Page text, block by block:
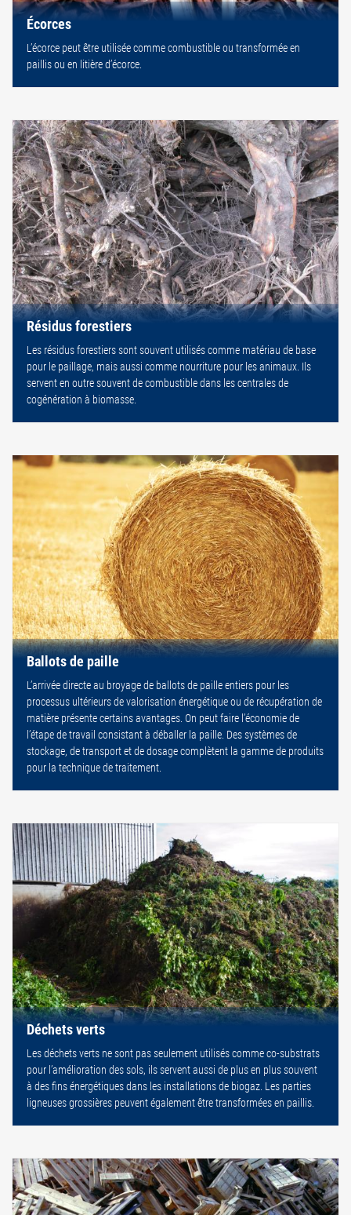
Écorces
L’écorce peut être utilisée comme combustible ou transformée en
paillis ou en litière d’écorce.
Résidus forestiers
Les résidus forestiers sont souvent utilisés comme matériau de base
pour le paillage, mais aussi comme nourriture pour les animaux. Ils
servent en outre souvent de combustible dans les centrales de
cogénération à biomasse.
Ballots de paille
L’arrivée directe au broyage de ballots de paille entiers pour les
processus ultérieurs de valorisation énergétique ou de récupération de
matière présente certains avantages. On peut faire l’économie de
l’étape de travail consistant à déballer la paille. Des systèmes de
stockage, de transport et de dosage complètent la gamme de produits
pour la technique de traitement.
Déchets verts
Les déchets verts ne sont pas seulement utilisés comme co-substrats
pour l’amélioration des sols, ils servent aussi de plus en plus souvent
à des fins énergétiques dans les installations de biogaz. Les parties
ligneuses grossières peuvent également être transformées en paillis.